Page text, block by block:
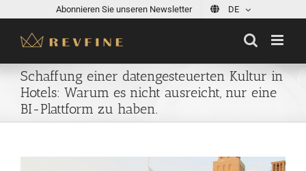
content
Abonnieren Sie unseren Newsletter DE
Schaffung einer datengesteuerten Kultur in
Hotels: Warum es nicht ausreicht, nur eine
BI-Plattform zu haben.